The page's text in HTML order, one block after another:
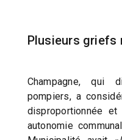
Plusieurs griefs
Champagne, qui
pompiers, a
disproportionnée
autonomie